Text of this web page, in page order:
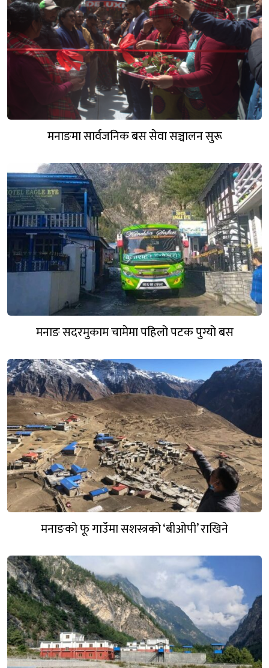
मनाङमा सार्वजनिक बस सेवा सञ्चालन सुरू
मनाङ सदरमुकाम चामेमा पहिलो पटक पुग्यो बस
मनाङको फू गाउँमा सशस्त्रको ‘बीओपी’ राखिने